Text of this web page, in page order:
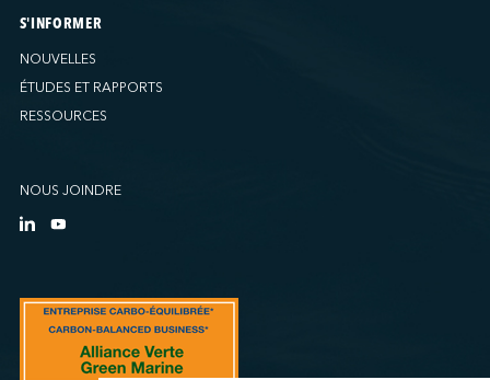
Société Terminaux Montréal Gateway
Sollio Agriculture (Hamilton)
Sollio Agriculture (Montréal)
Sollio Agriculture (Québec)
SSA Marine (Stockton)
SSA Marine (Vancouver Cruise)
SSA Marine (West Sacramento)
S'INFORMER
NOUVELLES
ÉTUDES ET RAPPORTS
RESSOURCES
NOUS JOINDRE